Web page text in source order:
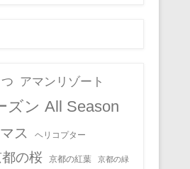
アマンリゾート
ズン All Season
ス ヘリコプター
都の桜 京都の紅葉 京都の緑